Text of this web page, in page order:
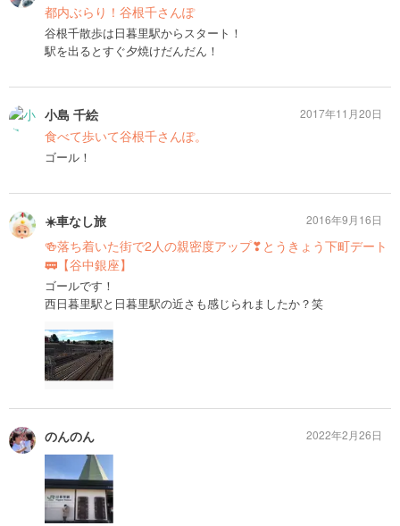
都内ぶらり！谷根千さんぽ
谷根千散歩は日暮里駅からスタート！
駅を出るとすぐ夕焼けだんだん！
小島 千絵
食べて歩いて谷根千さんぽ。
ゴール！
2017年11月20日
☀️車なし旅
🍻落ち着いた街で2人の親密度アップ❣とうきょう下町デート
🚃【谷中銀座】
ゴールです！
西日暮里駅と日暮里駅の近さも感じられましたか？笑
2016年9月16日
のんのん 2022年2月26日